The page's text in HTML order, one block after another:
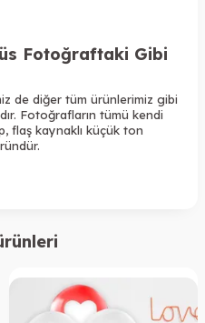
Fotoğraftaki Gibi
de diğer tüm ürünlerimiz gibi
Fotoğrafların tümü kendi
flaş kaynaklı küçük ton